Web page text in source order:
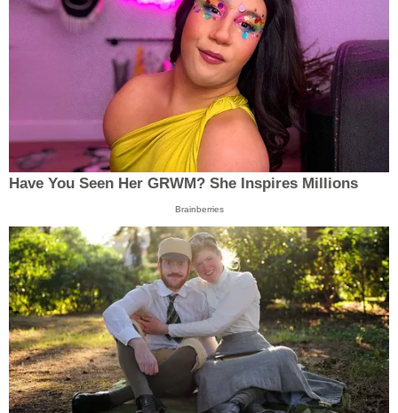
Have You Seen Her GRWM? She Inspires Millions
Brainberries